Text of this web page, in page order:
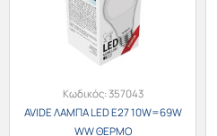
Κωδικός:357043
AVIDE ΛΑΜΠΑ LED E27 10W=69W
WW ΘΕΡΜΟ